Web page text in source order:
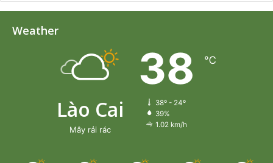
Weather
Lào Cai
Mây rải rác
38 ℃
38º - 24º
39%
1.02 km/h